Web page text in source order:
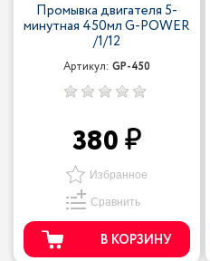
Промывка двигателя 5-
минутная 450мл G-POWER
/1/12
Артикул: GP-450
380
Избранное
Сравнить
В КОРЗИНУ